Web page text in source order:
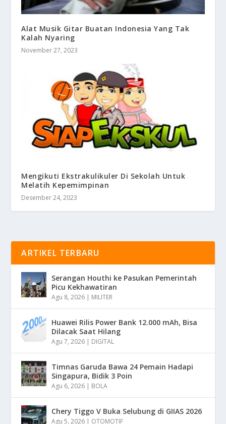
Alat Musik Gitar Buatan Indonesia Yang Tak
Kalah Nyaring
November 27, 2023
Mengikuti Ekstrakulikuler Di Sekolah Untuk
Melatih Kepemimpinan
Desember 24, 2023
ARTIKEL TERBARU
Serangan Houthi ke Pasukan Pemerintah
Picu Kekhawatiran
Agu 8, 2026 | MILITER
Huawei Rilis Power Bank 12.000 mAh, Bisa
Dilacak Saat Hilang
Agu 7, 2026 | DIGITAL
Timnas Garuda Bawa 24 Pemain Hadapi
Singapura, Bidik 3 Poin
Agu 6, 2026 | BOLA
Chery Tiggo V Buka Selubung di GIIAS 2026
Agu 5, 2026 | OTOMOTIF